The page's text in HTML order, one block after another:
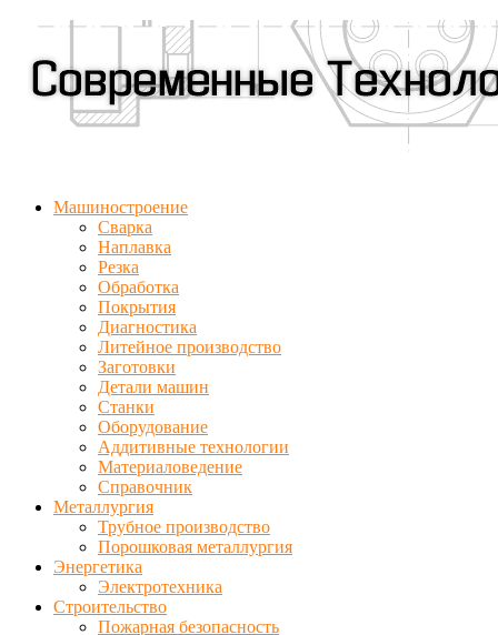
Машиностроение
Сварка
Наплавка
Резка
Обработка
Покрытия
Диагностика
Литейное производство
Заготовки
Детали машин
Станки
Оборудование
Аддитивные технологии
Материаловедение
Справочник
Металлургия
Трубное производство
Порошковая металлургия
Энергетика
Электротехника
Строительство
Пожарная безопасность